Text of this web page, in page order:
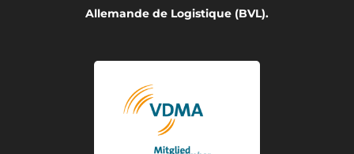
Allemande de Logistique (BVL).